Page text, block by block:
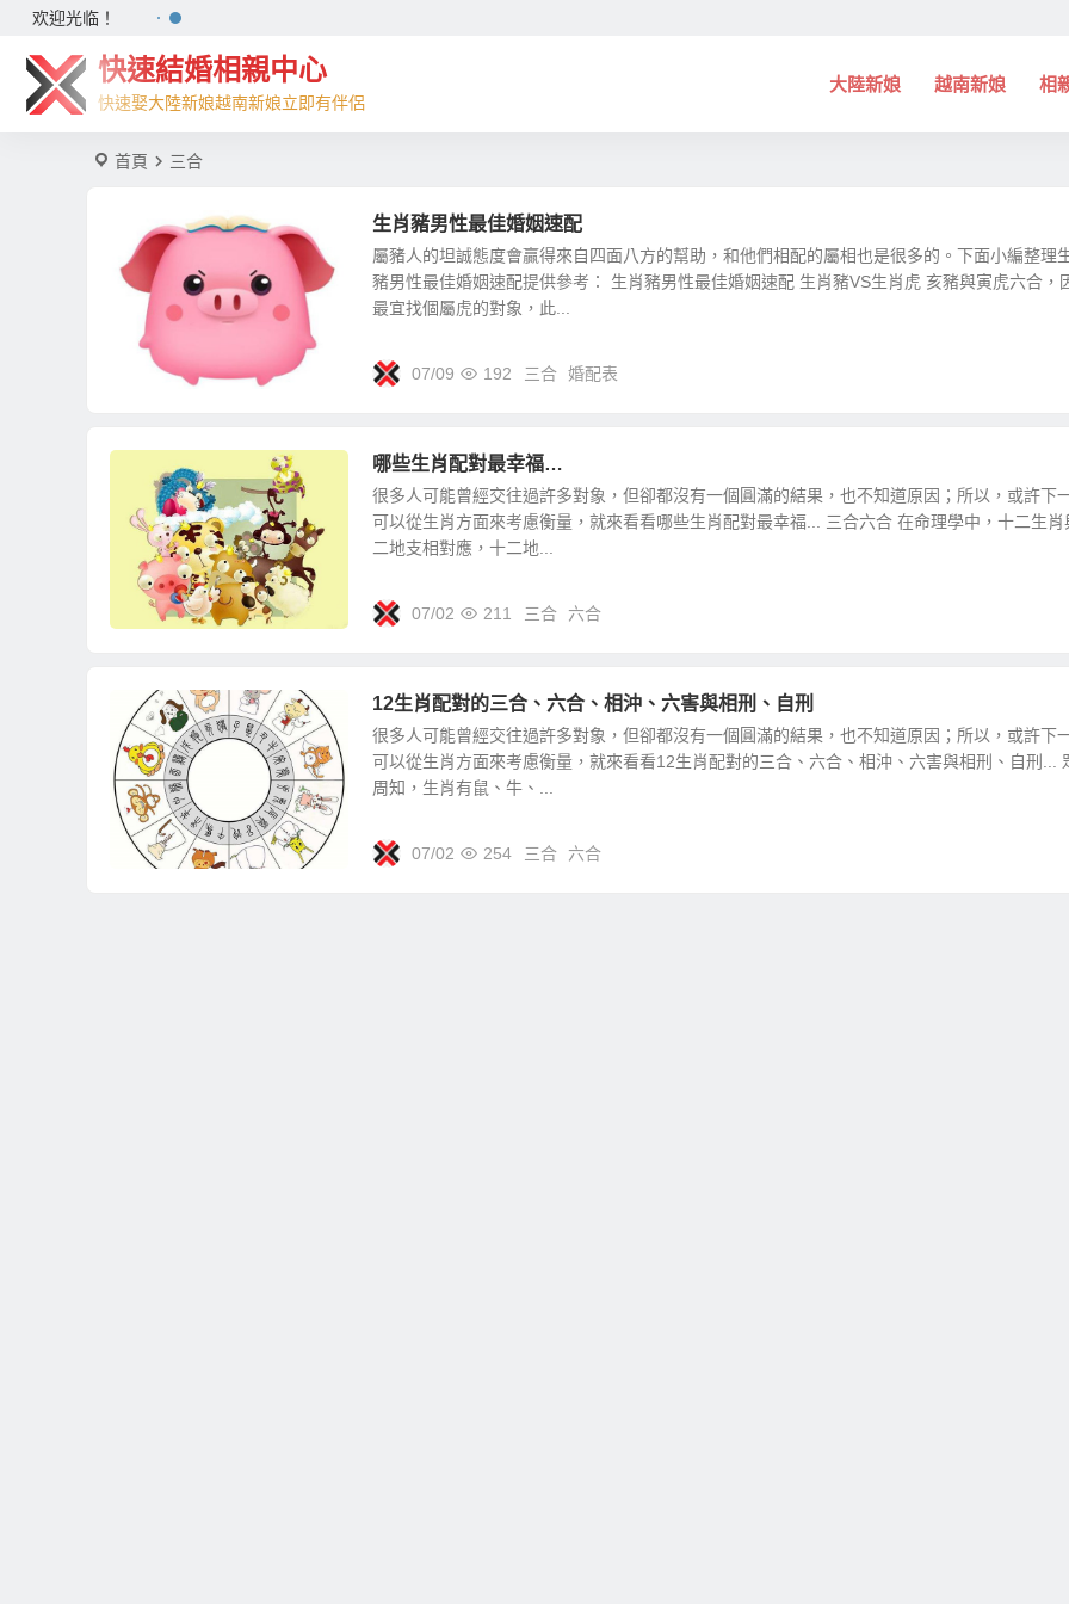
欢迎光临！
快速結婚相親中心
快速娶大陸新娘越南新娘立即有伴侶
大陸新娘 越南新娘 相
首頁 三合
生肖豬男性最佳婚姻速配
屬豬人的坦誠態度會贏得來自四面八方的幫助，和他們相配的屬相也是很多的。下面小編整理
豬男性最佳婚姻速配提供參考： 生肖豬男性最佳婚姻速配 生肖豬VS生肖虎 亥豬與寅虎六合，
最宜找個屬虎的對象，此...
07/09 192 三合 婚配表
哪些生肖配對最幸福…
很多人可能曾經交往過許多對象，但卻都沒有一個圓滿的結果，也不知道原因；所以，或許下
可以從生肖方面來考慮衡量，就來看看哪些生肖配對最幸福... 三合六合 在命理學中，十二生肖
二地支相對應，十二地...
07/02 211 三合 六合
12生肖配對的三合、六合、相沖、六害與相刑、自刑
很多人可能曾經交往過許多對象，但卻都沒有一個圓滿的結果，也不知道原因；所以，或許下
可以從生肖方面來考慮衡量，就來看看12生肖配對的三合、六合、相沖、六害與相刑、自刑...
周知，生肖有鼠、牛、...
07/02 254 三合 六合